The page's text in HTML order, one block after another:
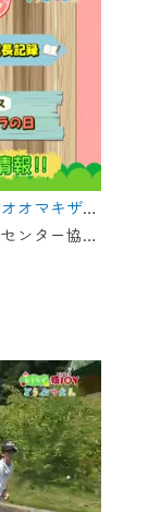
おうちで猿ジョイどうぶつえん～シロガオオマキザル～（2024年9月16日初回放送）
世界屈指のサル類動物園・日本モンキーセンター協力の親子で学べる動物番組。